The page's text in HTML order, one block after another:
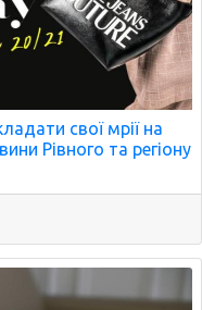
свої мрії на
Рівного та регіону